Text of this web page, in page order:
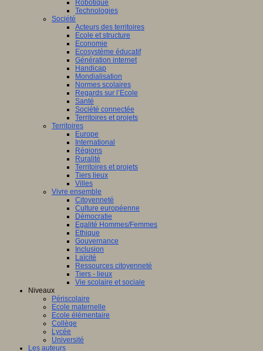
Robotique
Technologies
Société
Acteurs des territoires
Ecole et structure
Economie
Ecosystème éducatif
Génération internet
Handicap
Mondialisation
Normes scolaires
Regards sur l’Ecole
Santé
Société connectée
Territoires et projets
Territoires
Europe
International
Régions
Ruralité
Territoires et projets
Tiers lieux
Villes
Vivre ensemble
Citoyenneté
Culture européenne
Démocratie
Egalité Hommes/Femmes
Ethique
Gouvernance
Inclusion
Laïcité
Ressources citoyenneté
Tiers - lieux
Vie scolaire et sociale
Niveaux
Périscolaire
Ecole maternelle
Ecole élémentaire
Collège
Lycée
Université
Les auteurs